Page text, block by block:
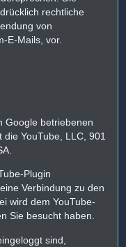
rechtliche
von
E-Mails, vor.
Google betriebenen
YouTube, LLC, 901
Plugin
Verbindung zu den
wird dem YouTube-
Sie besucht haben.
sind,